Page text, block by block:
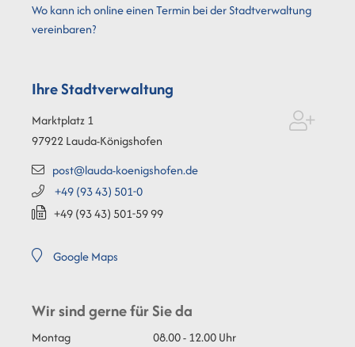
Wo kann ich online einen Termin bei der Stadtverwaltung
vereinbaren?
Ihre Stadtverwaltung
Marktplatz 1
97922Lauda-Königshofen
post@lauda-koenigshofen.de
+49 (9343) 501-0
+49 (9343) 501-5999
Google Maps
Wir sind gerne für Sie da
Montag
08.00 - 12.00 Uhr